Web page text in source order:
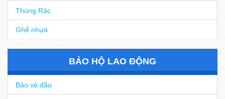
Thùng Rác
Ghế nhựa
BẢO HỘ LAO ĐỘNG
Bảo vệ đầu